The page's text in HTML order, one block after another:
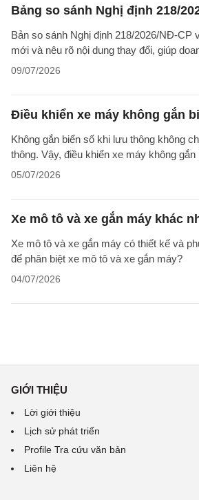
Bảng so sánh Nghị định 218/
Bản so sánh Nghị định 218/2026/NĐ-
mới và nêu rõ nội dung thay đổi, giúp
09/07/2026
Điều khiển xe máy không gắn
Không gắn biển số khi lưu thông không
thông. Vậy, điều khiển xe máy không
05/07/2026
Xe mô tô và xe gắn máy khác
Xe mô tô và xe gắn máy có thiết kế và
để phân biệt xe mô tô và xe gắn máy?
04/07/2026
GIỚI THIỆU
Lời giới thiệu
Lịch sử phát triển
Profile Tra cứu văn bản
Liên hệ